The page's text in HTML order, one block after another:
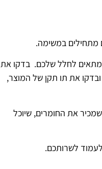
מתחילים במשימה.
מתאים לחלל שלכם. בדקו את
את תו תקן של המוצר,
את החומרים, שיוכל
לשרותכם.